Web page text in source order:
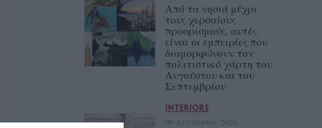
Από τα νησιά μέχρι
τους χερσαίους
προορισμούς, αυτές
είναι οι εμπειρίες που
διαμορφώνουν τον
πολιτιστικό χάρτη του
Αυγούστου και του
Σεπτεμβρίου
INTERIORS
09 Αυγούστου 2026